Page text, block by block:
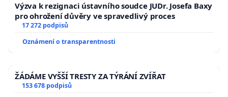
Výzva k rezignaci ústavního soudce JUDr. Josefa Baxy
pro ohrožení důvěry ve spravedlivý proces
17 272 podpisů
Oznámení o transparentnosti
ŽÁDÁME VYŠŠÍ TRESTY ZA TÝRÁNÍ ZVÍŘAT
153 678 podpisů